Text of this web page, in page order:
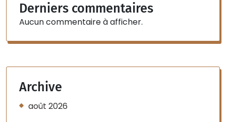
Derniers commentaires
Aucun commentaire à afficher.
Archive
août 2026